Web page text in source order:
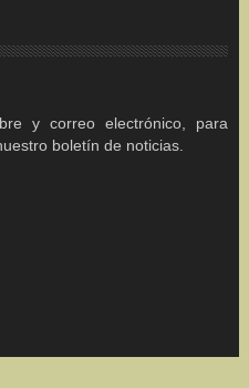
y correo electrónico, para
boletín de noticias.